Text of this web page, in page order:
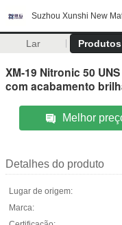
Suzhou Xunshi New
Lar Produtos
XM-19 Nitronic 50
com acabamento
Melhor
Detalhes do produto
Lugar de origem:
Marca: